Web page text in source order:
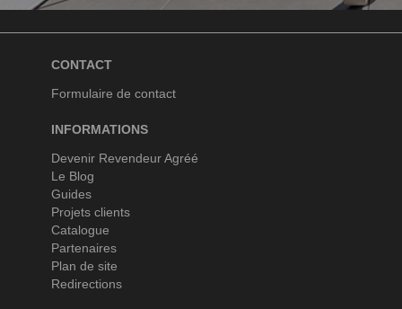
CONTACT
Formulaire de contact
INFORMATIONS
Devenir Revendeur Agréé
Le Blog
Guides
Projets clients
Catalogue
Partenaires
Plan de site
Redirections